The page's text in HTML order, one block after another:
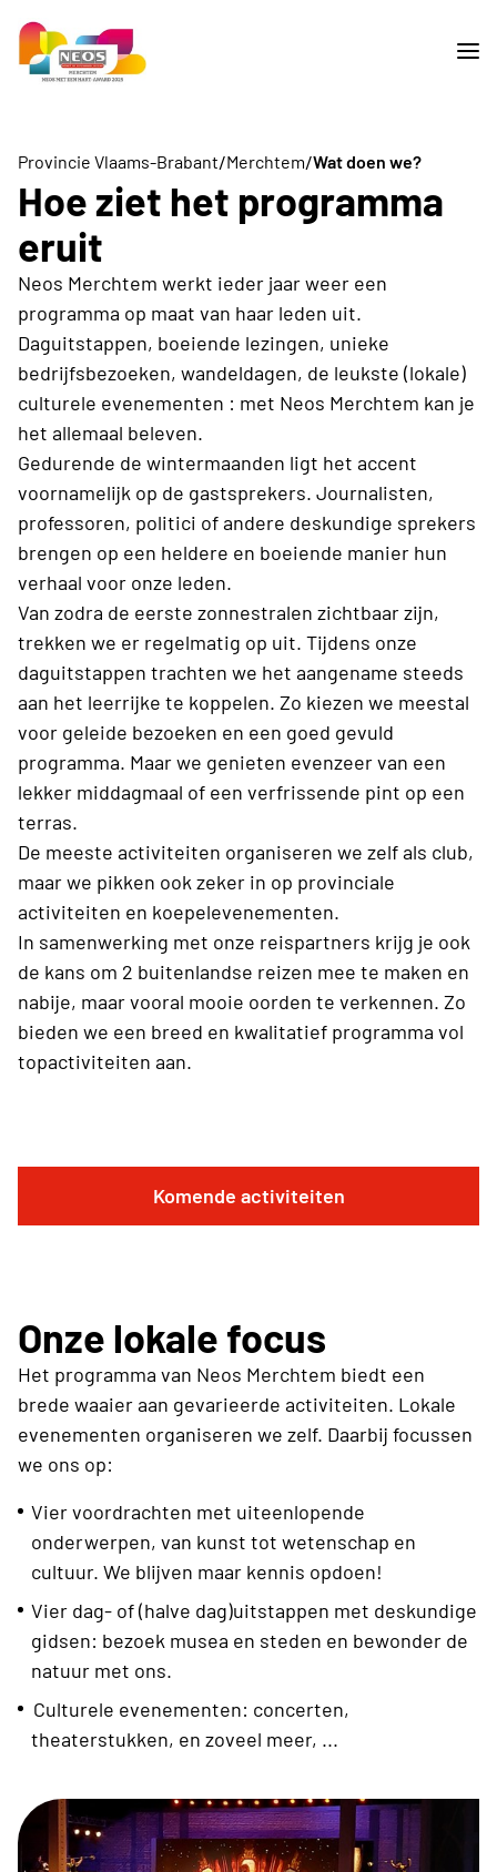
Provincie Vlaams-Brabant/Merchtem/Wat doen we?
Hoe ziet het programma
eruit
Neos Merchtem werkt ieder jaar weer een
programma op maat van haar leden uit.
Daguitstappen, boeiende lezingen, unieke
bedrijfsbezoeken, wandeldagen, de leukste (lokale)
culturele evenementen : met Neos Merchtem kan je
het allemaal beleven.
Gedurende de wintermaanden ligt het accent
voornamelijk op de gastsprekers. Journalisten,
professoren, politici of andere deskundige sprekers
brengen op een heldere en boeiende manier hun
verhaal voor onze leden.
Van zodra de eerste zonnestralen zichtbaar zijn,
trekken we er regelmatig op uit. Tijdens onze
daguitstappen trachten we het aangename steeds
aan het leerrijke te koppelen. Zo kiezen we meestal
voor geleide bezoeken en een goed gevuld
programma. Maar we genieten evenzeer van een
lekker middagmaal of een verfrissende pint op een
terras.
De meeste activiteiten organiseren we zelf als club,
maar we pikken ook zeker in op provinciale
activiteiten en koepelevenementen.
In samenwerking met onze reispartners krijg je ook
de kans om 2 buitenlandse reizen mee te maken en
nabije, maar vooral mooie oorden te verkennen. Zo
bieden we een breed en kwalitatief programma vol
topactiviteiten aan.
Komende activiteiten
Onze lokale focus
Het programma van Neos Merchtem biedt een
brede waaier aan gevarieerde activiteiten. Lokale
evenementen organiseren we zelf. Daarbij focussen
we ons op:
Vier voordrachten met uiteenlopende
onderwerpen, van kunst tot wetenschap en
cultuur. We blijven maar kennis opdoen!
Vier dag- of (halve dag)uitstappen met deskundige
gidsen: bezoek musea en steden en bewonder de
natuur met ons.
Culturele evenementen: concerten,
theaterstukken, en zoveel meer, ...